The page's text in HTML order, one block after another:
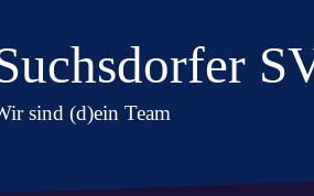
sind (d)ein Team